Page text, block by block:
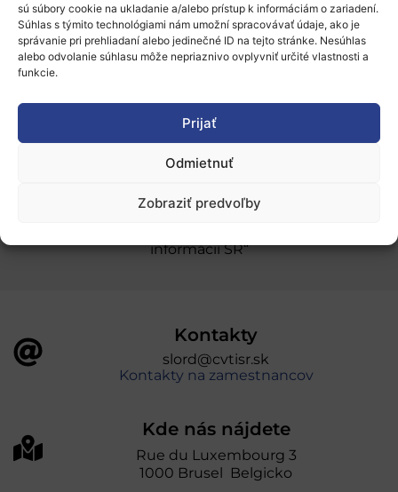
sú súbory cookie na ukladanie a/alebo prístup k informáciám o zariadení.
Súhlas s týmito technológiami nám umožní spracovávať údaje, ako je
správanie pri prehliadaní alebo jedinečné ID na tejto stránke. Nesúhlas
alebo odvolanie súhlasu môže nepriaznivo ovplyvniť určité vlastnosti a
funkcie.
Prijať
Odmietnuť
Zobraziť predvoľby
Financovanie a podpora
Stáže a pobyty
Ochrana osobných údajov
úniou v rámci Programu Slovensko. Portál
informácií SR“
Kontakty
slord@cvtisr.sk
Kontakty na zamestnancov
Kde nás nájdete
Rue du Luxembourg 3
1000 Brusel Belgicko